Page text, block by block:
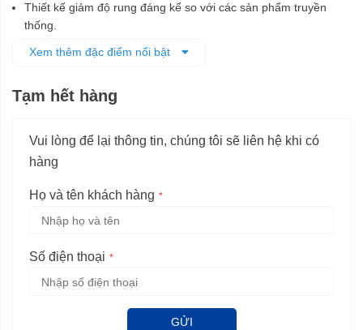
Thiết kế giảm độ rung đáng kể so với các sản phẩm truyền
thống.
Xem thêm đặc điểm nổi bật
Tạm hết hàng
Vui lòng để lại thông tin, chúng tôi sẽ liên hệ khi có
hàng
Họ và tên khách hàng
Số điện thoại
GỬI